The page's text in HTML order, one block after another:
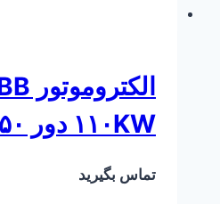
۱۱۰KW دور ۱۴۵۰
تماس بگیرید